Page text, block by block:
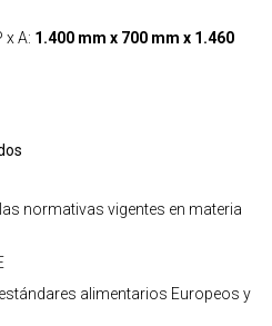
x A: 1.400 mm x 700 mm x 1.460
normativas vigentes en materia
alimentarios Europeos y